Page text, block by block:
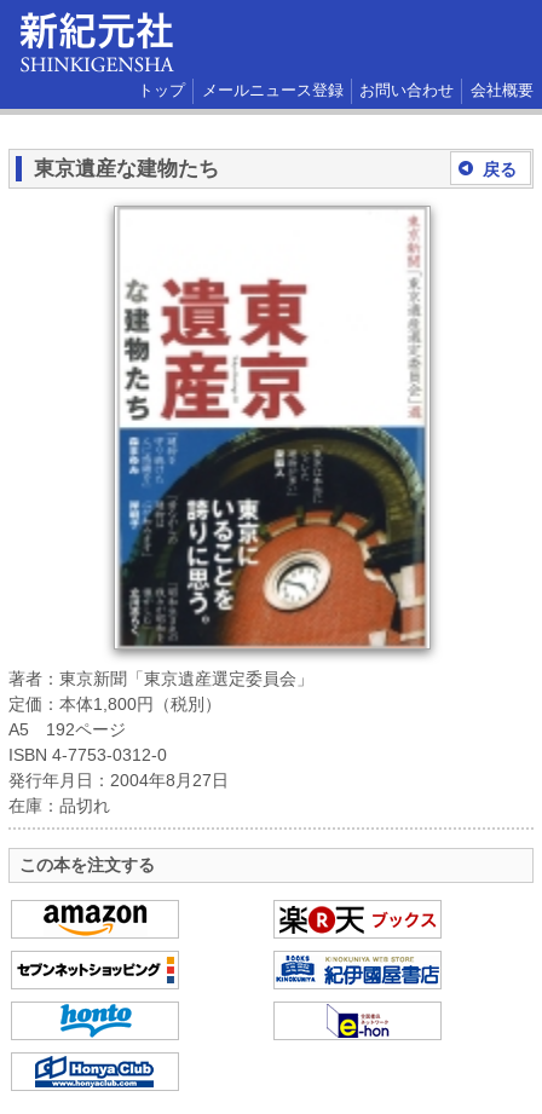
トップ メールニュース登録 お問い合わせ 会社概要
戻る
東京遺産な建物たち
著者：東京新聞「東京遺産選定委員会」
定価：本体1,800円（税別）
A5 192ページ
ISBN 4-7753-0312-0
発行年月日：2004年8月27日
在庫：品切れ
この本を注文する